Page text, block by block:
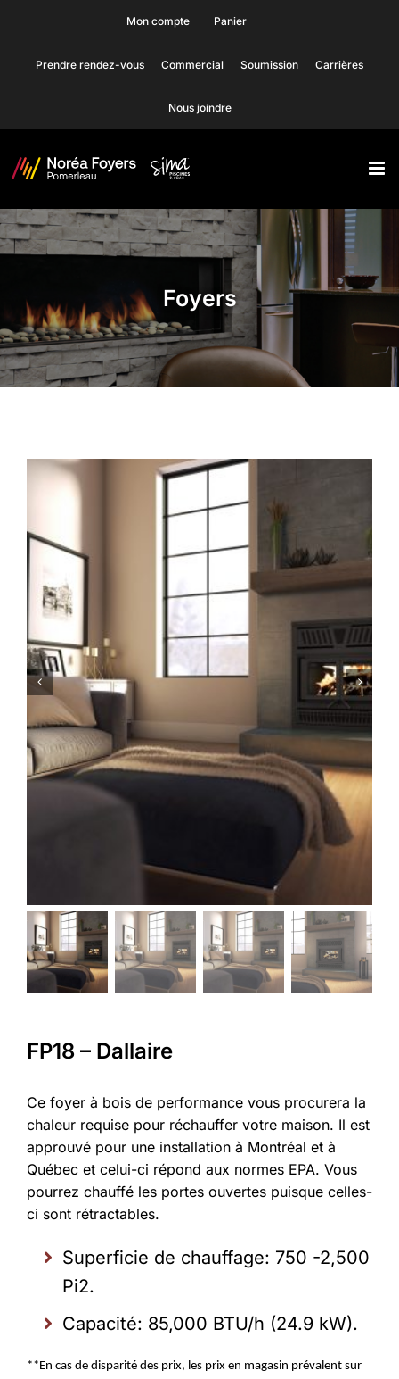
content
Mon compte Panier
Prendre rendez-vous Commercial Soumission Carrières
Nous joindre
Foyers
FP18 – Dallaire
Ce foyer à bois de performance vous procurera la
chaleur requise pour réchauffer votre maison. Il est
approuvé pour une installation à Montréal et à
Québec et celui-ci répond aux normes EPA. Vous
pourrez chauffé les portes ouvertes puisque celles-
ci sont rétractables.
Superficie de chauffage: 750 -2,500
Pi2.
Capacité: 85,000 BTU/h (24.9 kW).
**En cas de disparité des prix, les prix en magasin prévalent sur